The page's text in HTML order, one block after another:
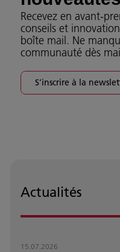
Recevez en avant-
conseils et
boîte mail. Ne
communauté dès
S’inscrire à la
Actualités
15.07.2026